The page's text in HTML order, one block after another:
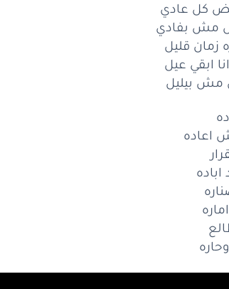
كل عادي
مش بفادي
زمان قليل
ابقي عيل
مش بيليل
اعاده